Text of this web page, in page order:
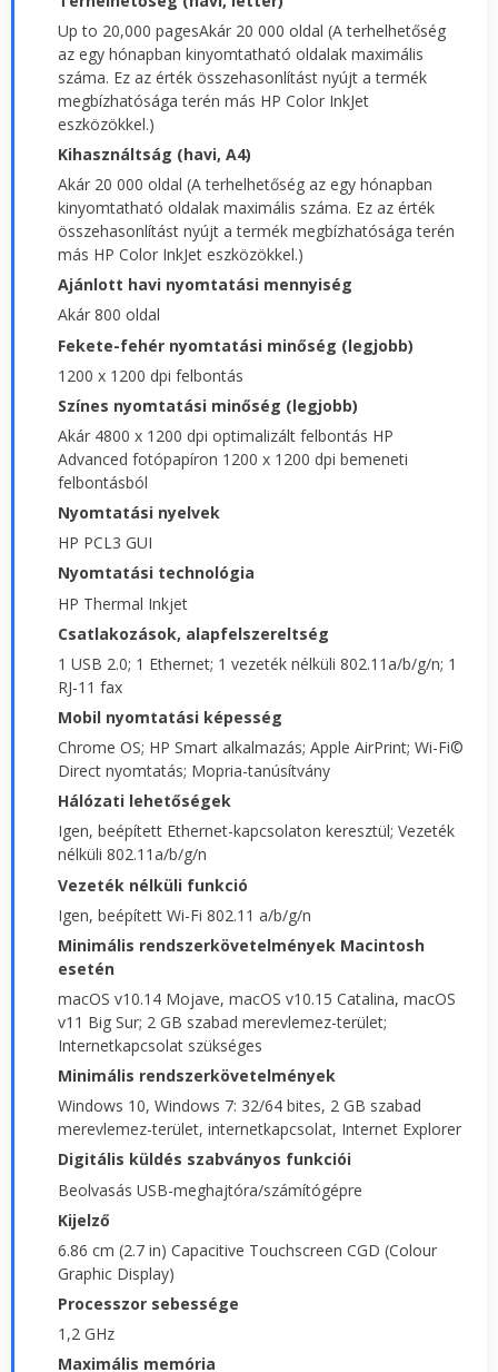
Up to 20,000 pagesAkár 20 000 oldal (A terhelhetőség
az egy hónapban kinyomtatható oldalak maximális
száma. Ez az érték összehasonlítást nyújt a termék
megbízhatósága terén más HP Color InkJet
eszközökkel.)
Kihasználtság (havi, A4)
Akár 20 000 oldal (A terhelhetőség az egy hónapban
kinyomtatható oldalak maximális száma. Ez az érték
összehasonlítást nyújt a termék megbízhatósága terén
más HP Color InkJet eszközökkel.)
Ajánlott havi nyomtatási mennyiség
Akár 800 oldal
Fekete-fehér nyomtatási minőség (legjobb)
1200 x 1200 dpi felbontás
Színes nyomtatási minőség (legjobb)
Akár 4800 x 1200 dpi optimalizált felbontás HP
Advanced fotópapíron 1200 x 1200 dpi bemeneti
felbontásból
Nyomtatási nyelvek
HP PCL3 GUI
Nyomtatási technológia
HP Thermal Inkjet
Csatlakozások, alapfelszereltség
1 USB 2.0; 1 Ethernet; 1 vezeték nélküli 802.11a/b/g/n; 1
RJ-11 fax
Mobil nyomtatási képesség
Chrome OS; HP Smart alkalmazás; Apple AirPrint; Wi-Fi©
Direct nyomtatás; Mopria-tanúsítvány
Hálózati lehetőségek
Igen, beépített Ethernet-kapcsolaton keresztül; Vezeték
nélküli 802.11a/b/g/n
Vezeték nélküli funkció
Igen, beépített Wi-Fi 802.11 a/b/g/n
Minimális rendszerkövetelmények Macintosh
esetén
macOS v10.14 Mojave, macOS v10.15 Catalina, macOS
v11 Big Sur; 2 GB szabad merevlemez-terület;
Internetkapcsolat szükséges
Minimális rendszerkövetelmények
Windows 10, Windows 7: 32/64 bites, 2 GB szabad
merevlemez-terület, internetkapcsolat, Internet Explorer
Digitális küldés szabványos funkciói
Beolvasás USB-meghajtóra/számítógépre
Kijelző
6.86 cm (2.7 in) Capacitive Touchscreen CGD (Colour
Graphic Display)
Processzor sebessége
1,2 GHz
Maximális memória